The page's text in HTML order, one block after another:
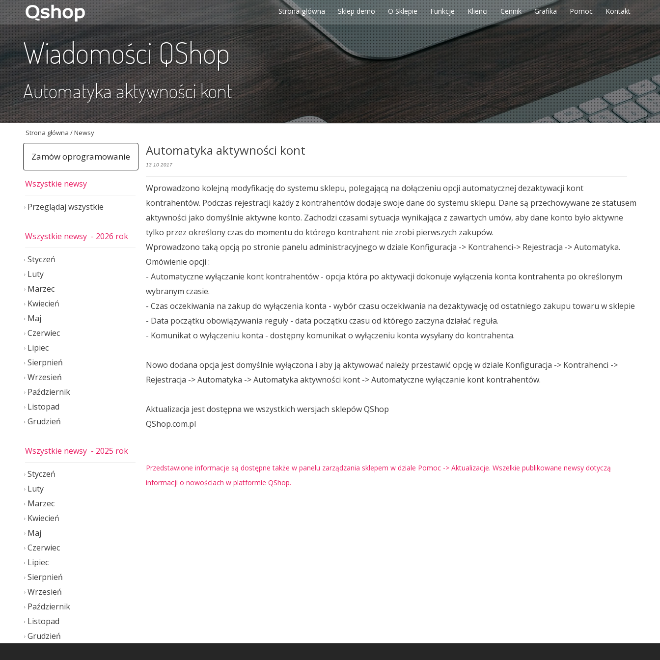
Strona główna Sklep demo O Sklepie Funkcje Klienci Cennik Grafika Pomoc Kontakt
Wiadomości QShop
Automatyka aktywności kont
Strona główna / Newsy
Zamów oprogramowanie
Wszystkie newsy
Przeglądaj wszystkie
Wszystkie newsy - 2026 rok
Styczeń
Luty
Marzec
Kwiecień
Maj
Czerwiec
Lipiec
Sierpnień
Wrzesień
Październik
Listopad
Grudzień
Wszystkie newsy - 2025 rok
Styczeń
Luty
Marzec
Kwiecień
Maj
Czerwiec
Lipiec
Sierpnień
Wrzesień
Październik
Listopad
Grudzień
Automatyka aktywności kont
13 10 2017
Wprowadzono kolejną modyfikację do systemu sklepu, polegającą na dołączeniu opcji automatycznej dezaktywacji kont
kontrahentów. Podczas rejestracji każdy z kontrahentów dodaje swoje dane do systemu sklepu. Dane są przechowywane ze statusem
aktywności jako domyślnie aktywne konto. Zachodzi czasami sytuacja wynikająca z zawartych umów, aby dane konto było aktywne
tylko przez określony czas do momentu do którego kontrahent nie zrobi pierwszych zakupów.
Wprowadzono taką opcją po stronie panelu administracyjnego w dziale Konfiguracja -> Kontrahenci-> Rejestracja -> Automatyka.
Omówienie opcji :
- Automatyczne wyłączanie kont kontrahentów - opcja która po aktywacji dokonuje wyłączenia konta kontrahenta po określonym
wybranym czasie.
- Czas oczekiwania na zakup do wyłączenia konta - wybór czasu oczekiwania na dezaktywację od ostatniego zakupu towaru w sklepie
- Data początku obowiązywania reguły - data początku czasu od którego zaczyna działać reguła.
- Komunikat o wyłączeniu konta - dostępny komunikat o wyłączeniu konta wysyłany do kontrahenta.
Nowo dodana opcja jest domyślnie wyłączona i aby ją aktywować należy przestawić opcję w dziale Konfiguracja -> Kontrahenci ->
Rejestracja -> Automatyka -> Automatyka aktywności kont -> Automatyczne wyłączanie kont kontrahentów.
Aktualizacja jest dostępna we wszystkich wersjach sklepów QShop
QShop.com.pl
Przedstawione informacje są dostępne także w panelu zarządzania sklepem w dziale Pomoc -> Aktualizacje. Wszelkie publikowane newsy dotyczą
informacji o nowościach w platformie QShop.